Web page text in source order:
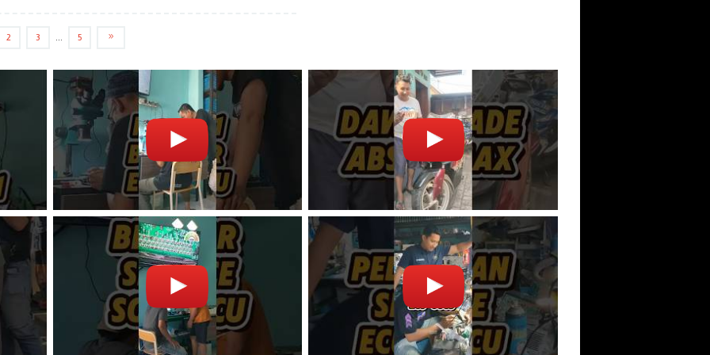
2 3 … 5